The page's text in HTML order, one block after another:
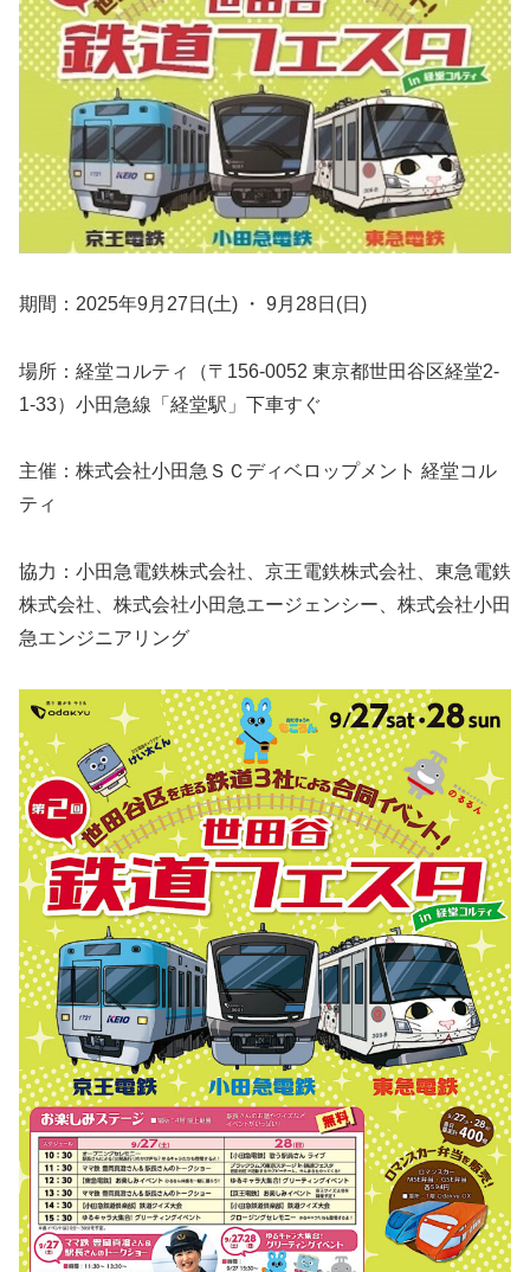
期間：2025年9月27日(土) ・ 9月28日(日)
場所：経堂コルティ（〒156-0052 東京都世田谷区経堂2-
1-33）小田急線「経堂駅」下車すぐ
主催：株式会社小田急ＳＣディベロップメント 経堂コル
ティ
協力：小田急電鉄株式会社、京王電鉄株式会社、東急電鉄
株式会社、株式会社小田急エージェンシー、株式会社小田
急エンジニアリング